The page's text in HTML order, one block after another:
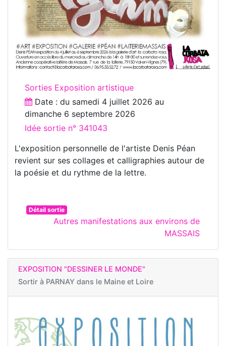
Sorties Exposition artistique
Date : du samedi 4 juillet 2026 au
dimanche 6 septembre 2026
Idée sortie n° 341043
L'exposition personnelle de l'artiste Denis Péan
revient sur ses collages et calligraphies autour de
la poésie et du rythme de la lettre.
Détail sortie
Autres manifestations aux environs de
MASSAIS
EXPOSITION "DESSINER LE MONDE"
Sortir à PARNAY dans le Maine et Loire